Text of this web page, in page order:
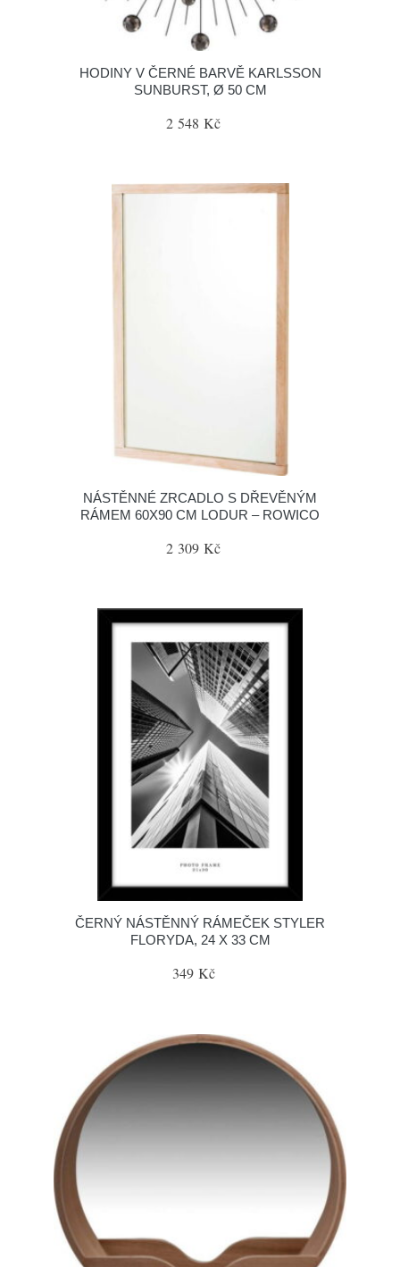
HODINY V ČERNÉ BARVĚ KARLSSON
SUNBURST, Ø 50 CM
2 548 Kč
NÁSTĚNNÉ ZRCADLO S DŘEVĚNÝM
RÁMEM 60X90 CM LODUR – ROWICO
2 309 Kč
ČERNÝ NÁSTĚNNÝ RÁMEČEK STYLER
FLORYDA, 24 X 33 CM
349 Kč